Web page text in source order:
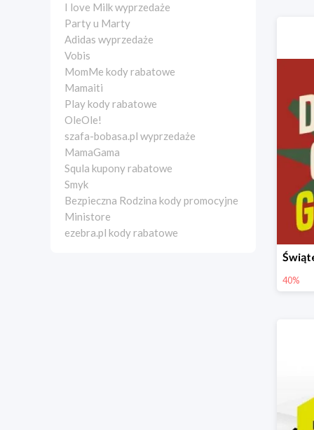
I love Milk wyprzedaże
Party u Marty
Adidas wyprzedaże
Vobis
MomMe kody rabatowe
Mamaiti
Play kody rabatowe
OleOle!
szafa-bobasa.pl wyprzedaże
MamaGama
Squla kupony rabatowe
Smyk
Bezpieczna Rodzina kody promocyjne
Ministore
ezebra.pl kody rabatowe
40%